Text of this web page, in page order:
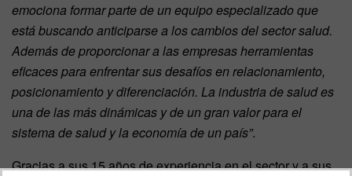
emociona formar parte de un equipo especializado que
está buscando anticiparse a los cambios del sector salud.
Además de proporcionar a las empresas herramientas
eficaces para enfrentar sus desafíos en relacionamiento,
posicionamiento y diferenciación. La industria de salud es
una de las más dinámicas y de un gran valor para el
sistema de salud y la economía de un país”.
Gracias a sus 15 años de experiencia en el sector y a sus